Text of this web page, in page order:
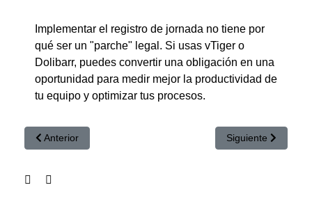
Implementar el registro de jornada no tiene por
qué ser un "parche" legal. Si usas vTiger o
Dolibarr, puedes convertir una obligación en una
oportunidad para medir mejor la productividad de
tu equipo y optimizar tus procesos.
Artículo anterior: Ayudas Inteligencia Artificial Extremadura
Anterior Artículo siguiente:
Siguiente